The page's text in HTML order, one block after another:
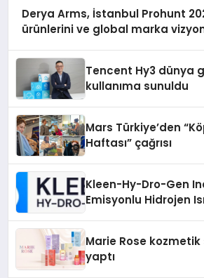
Derya Arms, İstanbul Prohunt
ürünlerini ve global marka
Tencent Hy3 dünya
kullanıma sunuldu
Mars Türkiye’den
Haftası” çağrısı
Kleen-Hy-Dro-Gen
Emisyonlu Hidrojen
Marie Rose
yaptı